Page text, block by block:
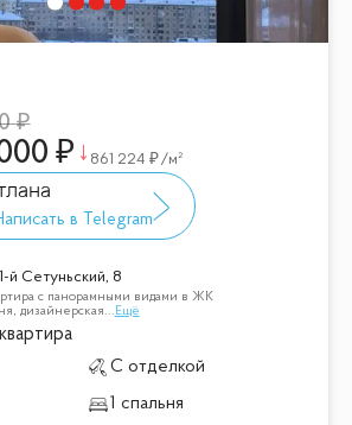
861 224 /м²
й Сетуньский, 8
с панорамными видами в ЖК
дизайнерская... Ещё
С отделкой
1 спальня